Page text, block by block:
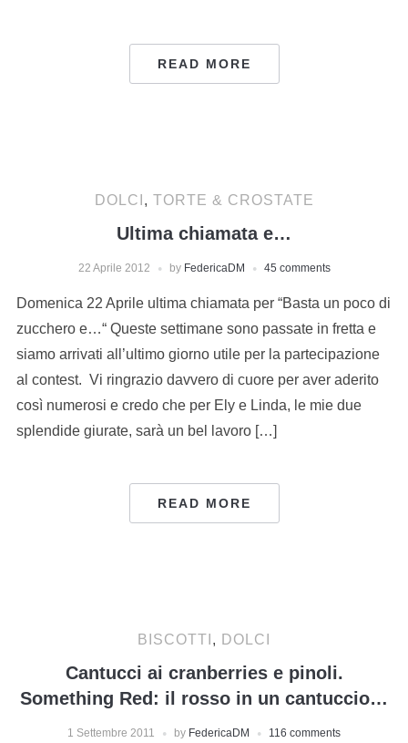
READ MORE
DOLCI , TORTE & CROSTATE
Ultima chiamata e…
22 Aprile 2012 by FedericaDM 45 comments
Domenica 22 Aprile ultima chiamata per “Basta un poco di
zucchero e…“ Queste settimane sono passate in fretta e
siamo arrivati all’ultimo giorno utile per la partecipazione
al contest. Vi ringrazio davvero di cuore per aver aderito
così numerosi e credo che per Ely e Linda, le mie due
splendide giurate, sarà un bel lavoro […]
READ MORE
BISCOTTI , DOLCI
Cantucci ai cranberries e pinoli.
Something Red: il rosso in un cantuccio…
1 Settembre 2011 by FedericaDM 116 comments